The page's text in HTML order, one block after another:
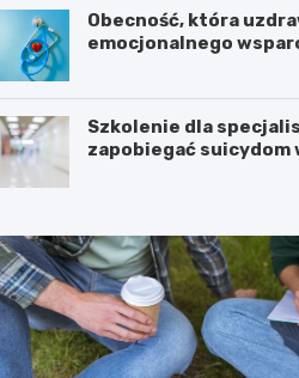
Obecność, która
emocjonalnego
Szkolenie dla
zapobiegać suicydom